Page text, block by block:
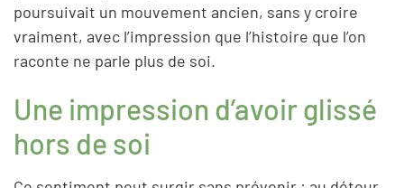
poursuivait un mouvement ancien, sans y croire
vraiment, avec l’impression que l’histoire que l’on
raconte ne parle plus de soi.
Une impression d’avoir glissé
hors de soi